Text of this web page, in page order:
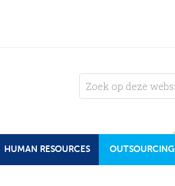
HUMAN RESOURCES OUTSOURCING